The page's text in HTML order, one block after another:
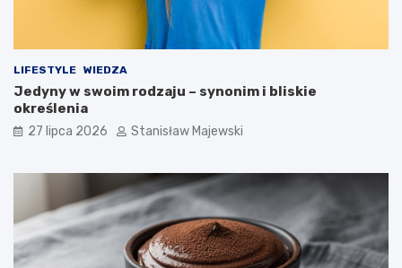
LIFESTYLE WIEDZA
Jedyny w swoim rodzaju – synonim i bliskie
określenia
27 lipca 2026 Stanisław Majewski